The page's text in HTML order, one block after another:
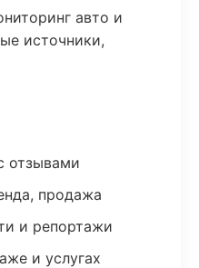
авто и
источники,
отзывами
продажа
и репортажи
и услугах